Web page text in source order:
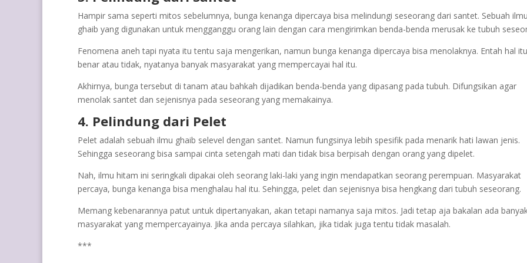
Hampir sama seperti mitos sebelumnya, bunga kenanga dipercaya bisa melindungi seseorang dari santet. Sebuah ilmu
ghaib yang digunakan untuk mengganggu orang lain dengan cara mengirimkan benda-benda merusak ke tubuh
Fenomena aneh tapi nyata itu tentu saja mengerikan, namun bunga kenanga dipercaya bisa menolaknya. Entah hal itu
benar atau tidak, nyatanya banyak masyarakat yang mempercayai hal itu.
Akhirnya, bunga tersebut di tanam atau bahkah dijadikan benda-benda yang dipasang pada tubuh. Difungsikan agar
menolak santet dan sejenisnya pada seseorang yang memakainya.
4. Pelindung dari Pelet
Pelet adalah sebuah ilmu ghaib selevel dengan santet. Namun fungsinya lebih spesifik pada menarik hati lawan jenis.
Sehingga seseorang bisa sampai cinta setengah mati dan tidak bisa berpisah dengan orang yang dipelet.
Nah, ilmu hitam ini seringkali dipakai oleh seorang laki-laki yang ingin mendapatkan seorang perempuan. Masyarakat
percaya, bunga kenanga bisa menghalau hal itu. Sehingga, pelet dan sejenisnya bisa hengkang dari tubuh seseorang.
Memang kebenarannya patut untuk dipertanyakan, akan tetapi namanya saja mitos. Jadi tetap aja bakalan ada
masyarakat yang mempercayainya. Jika anda percaya silahkan, jika tidak juga tentu tidak masalah.
***